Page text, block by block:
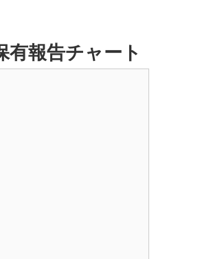
報告チャート